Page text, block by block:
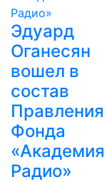
Эдуард
Оганесян
вошел в
состав
Правления
Фонда
«Академия
Радио»